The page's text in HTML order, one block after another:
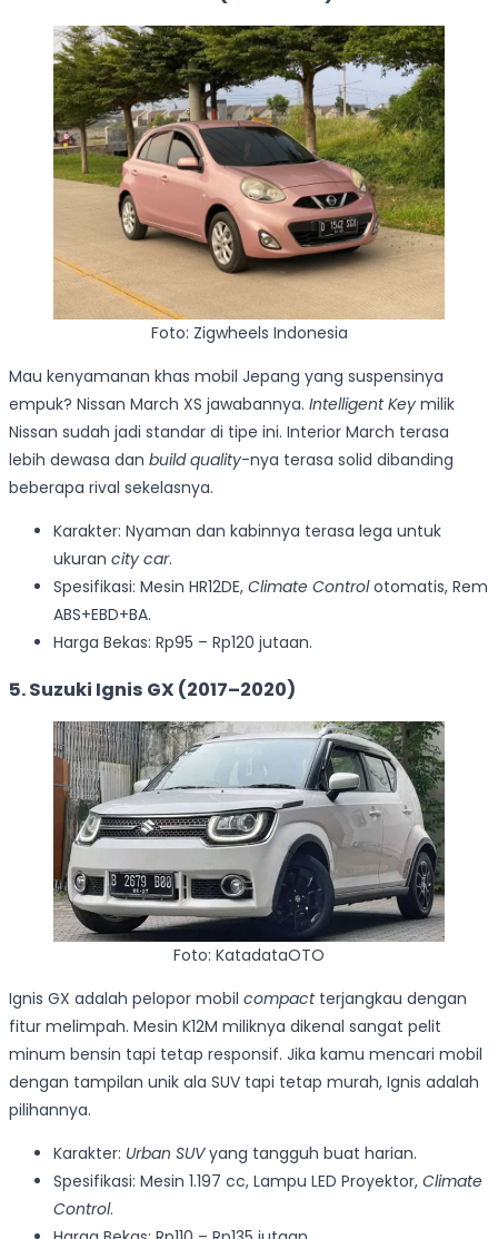
Foto: Zigwheels Indonesia
Mau kenyamanan khas mobil Jepang yang suspensinya
empuk? Nissan March XS jawabannya. Intelligent Key milik
Nissan sudah jadi standar di tipe ini. Interior March terasa
lebih dewasa dan build quality-nya terasa solid dibanding
beberapa rival sekelasnya.
Karakter: Nyaman dan kabinnya terasa lega untuk
ukuran city car.
Spesifikasi: Mesin HR12DE, Climate Controlotomatis, Rem
ABS+EBD+BA.
Harga Bekas: Rp95 – Rp120 jutaan.
5. Suzuki Ignis GX (2017–2020)
Foto: KatadataOTO
Ignis GX adalah pelopor mobil compactterjangkau dengan
fitur melimpah. Mesin K12M miliknya dikenal sangat pelit
minum bensin tapi tetap responsif. Jika kamu mencari mobil
dengan tampilan unik ala SUV tapi tetap murah, Ignis adalah
pilihannya.
Karakter: Urban SUVyang tangguh buat harian.
Spesifikasi: Mesin 1.197 cc, Lampu LED Proyektor, Climate
Control.